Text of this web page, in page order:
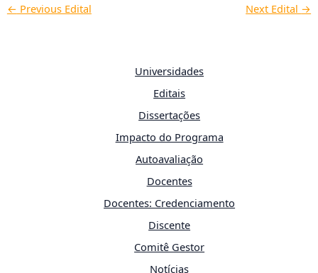
← Previous Edital Next Edital →
Universidades
Editais
Dissertações
Impacto do Programa
Autoavaliação
Docentes
Docentes: Credenciamento
Discente
Comitê Gestor
Notícias